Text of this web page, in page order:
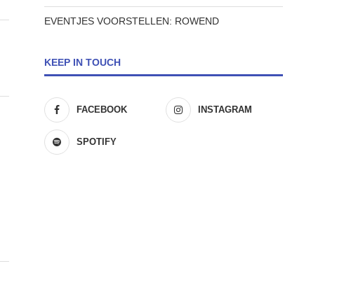
EVENTJES VOORSTELLEN: ROWEND
KEEP IN TOUCH
FACEBOOK INSTAGRAM
SPOTIFY